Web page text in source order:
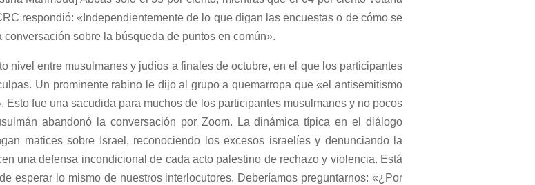
respondió: «Independientemente de lo que digan las encuestas o de cómo se
sobre la búsqueda de puntos en común».
nivel entre musulmanes y judíos a finales de octubre, en el que los participantes
Un prominente rabino le dijo al grupo a quemarropa que «el antisemitismo
fue una sacudida para muchos de los participantes musulmanes y no pocos
abandonó la conversación por Zoom. La dinámica típica en el diálogo
matices sobre Israel, reconociendo los excesos israelíes y denunciando la
una defensa incondicional de cada acto palestino de rechazo y violencia. Está
esperar lo mismo de nuestros interlocutores. Deberíamos preguntarnos: «¿Por